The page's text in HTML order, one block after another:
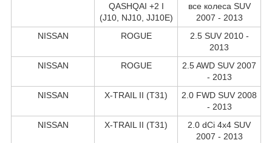
QASHQAI +2 I
(J10, NJ10, JJ10E)
все колеса SUV
2007 - 2013
NISSAN
ROGUE
2.5 SUV 2010 -
2013
NISSAN
ROGUE
2.5 AWD SUV 2007
- 2013
NISSAN
X-TRAIL II (T31)
2.0 FWD SUV 2008
- 2013
NISSAN
X-TRAIL II (T31)
2.0 dCi 4x4 SUV
2007 - 2013